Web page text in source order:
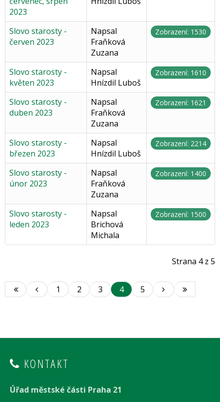
2023
Slovo starosty -
červen 2023
Napsal
Fraňková
Zuzana
Zobrazení: 1530
Slovo starosty -
květen 2023
Napsal
Hnízdil Luboš
Zobrazení: 1610
Slovo starosty -
duben 2023
Napsal
Fraňková
Zuzana
Zobrazení: 1621
Slovo starosty -
březen 2023
Napsal
Hnízdil Luboš
Zobrazení: 2214
Slovo starosty -
únor 2023
Napsal
Fraňková
Zuzana
Zobrazení: 1400
Slovo starosty -
leden 2023
Napsal
Brichová
Michala
Zobrazení: 1500
Strana 4 z 5
1 2 3 4 5
KONTAKT
Úřad městské části Praha 21